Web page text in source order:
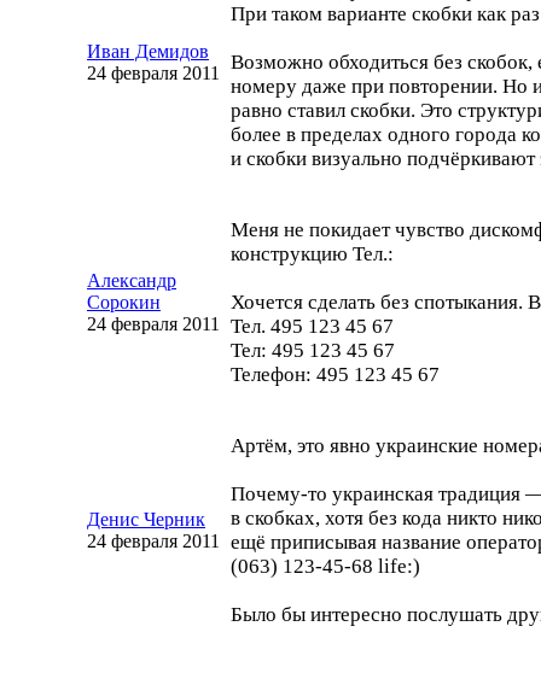
Иван Демидов
24 февраля 2011
При таком варианте скобки как
Возможно обходиться без скобок,
номеру даже при повторении. Но
равно ставил скобки. Это
более в пределах одного города
и скобки визуально подчёркивают
Александр
Сорокин
24 февраля 2011
Меня не покидает чувство
конструкцию Тел.:
Хочется сделать без спотыкания.
Тел. 495 123 45 67
Тел: 495 123 45 67
Телефон: 495 123 45 67
Денис Черник
24 февраля 2011
Артём, это явно украинские
Почему-то украинская традиция
в скобках, хотя без кода никто
ещё приписывая название
(063) 123-45-68 life:)
Было бы интересно послушать